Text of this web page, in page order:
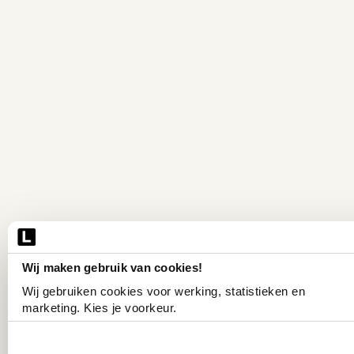
Wij maken gebruik van cookies!
Wij gebruiken cookies voor werking, statistieken en
marketing. Kies je voorkeur.